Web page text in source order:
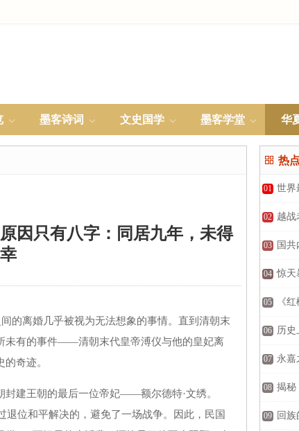
墨客诗词 文史国学 墨客学堂 华
因只有八字：同居九年，未得
的离婚几乎被视为无法想象的事情。直到清朝末
未有的事件——清朝末代皇帝溥仪与他的皇妃离
奇迹。
建王朝的最后一位帝妃——额尔德特·文绣。
位和平解决的，避免了一场战争。因此，民国
 热
01 世界
米
02 越战
纽扣
03 国
04 惊天
05 《
惨遭玷
06 历史
心！
07 永嘉
08 揭秘
型
09 回